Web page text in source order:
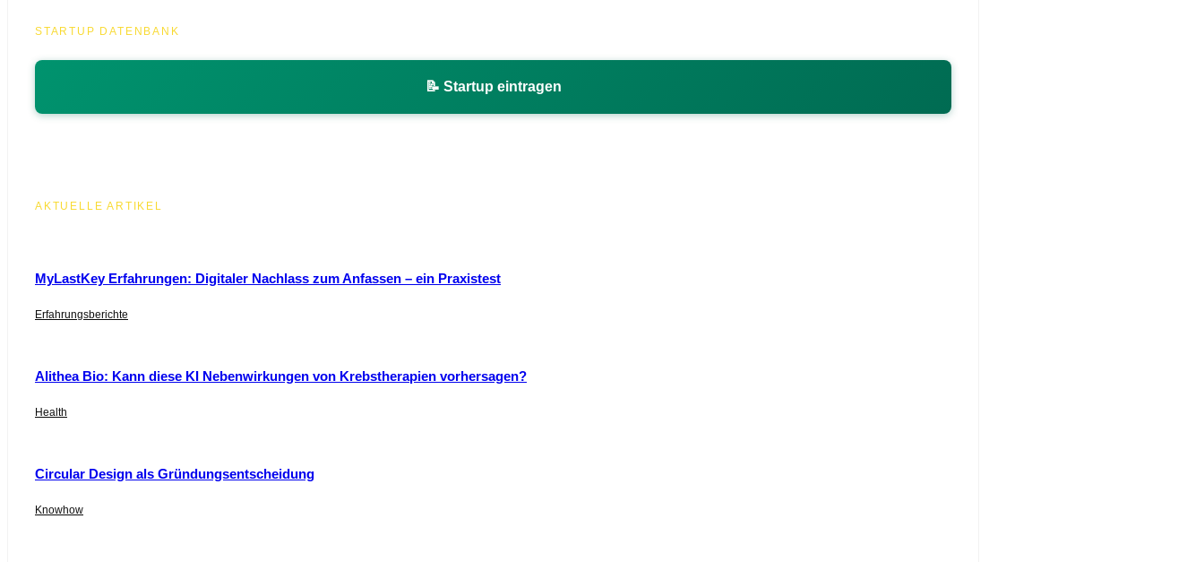
STARTUP DATENBANK
📝 Startup eintragen
AKTUELLE ARTIKEL
MyLastKey Erfahrungen: Digitaler Nachlass zum Anfassen – ein Praxistest
Erfahrungsberichte
Alithea Bio: Kann diese KI Nebenwirkungen von Krebstherapien vorhersagen?
Health
Circular Design als Gründungsentscheidung
Knowhow